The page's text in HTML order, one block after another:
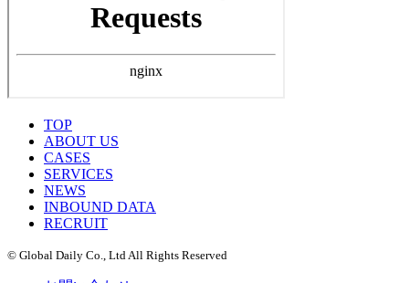
TOP
ABOUT US
CASES
SERVICES
NEWS
INBOUND DATA
RECRUIT
© Global Daily Co., Ltd All Rights Reserved